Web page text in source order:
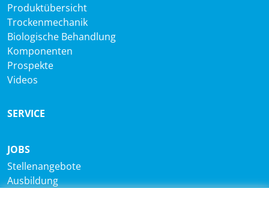
Produktübersicht
Trockenmechanik
Biologische Behandlung
Komponenten
Prospekte
Videos
SERVICE
JOBS
Stellenangebote
Ausbildung